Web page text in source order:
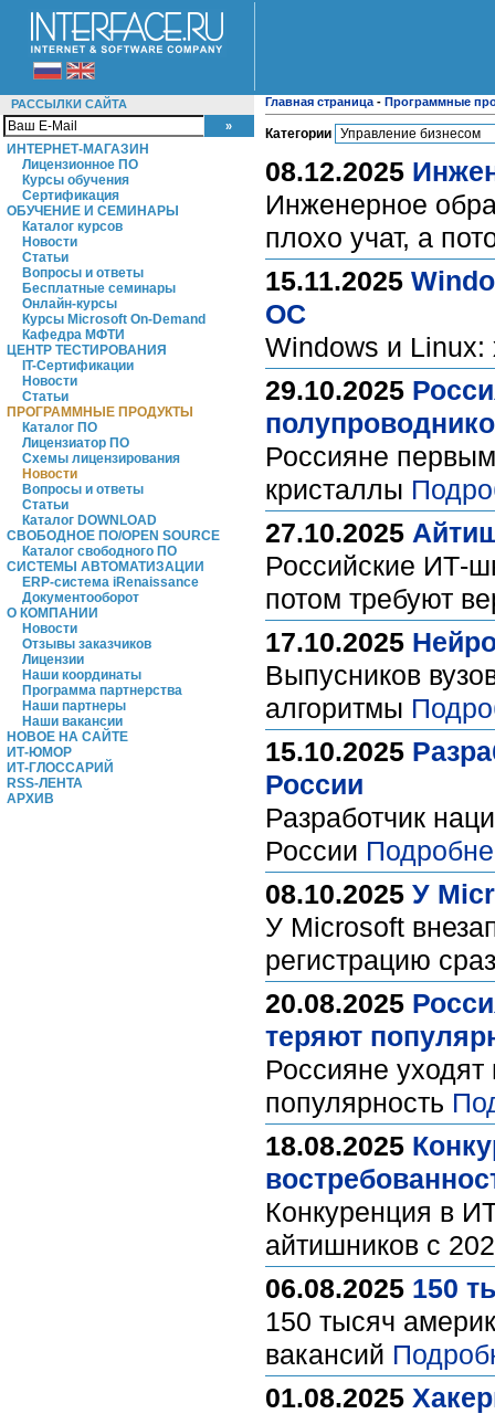
РАССЫЛКИ САЙТА
ИНТЕРНЕТ-МАГАЗИН
Лицензионное ПО
Курсы обучения
Сертификация
ОБУЧЕНИЕ И СЕМИНАРЫ
Каталог курсов
Новости
Статьи
Вопросы и ответы
Бесплатные семинары
Онлайн-курсы
Курсы Microsoft On-Demand
Кафедра МФТИ
ЦЕНТР ТЕСТИРОВАНИЯ
IT-Сертификации
Новости
Статьи
ПРОГРАММНЫЕ ПРОДУКТЫ
Каталог ПО
Лицензиатор ПО
Схемы лицензирования
Новости
Вопросы и ответы
Статьи
Каталог DOWNLOAD
СВОБОДНОЕ ПО/OPEN SOURCE
Каталог свободного ПО
СИСТЕМЫ АВТОМАТИЗАЦИИ
ERP-система iRenaissance
Документооборот
О КОМПАНИИ
Новости
Отзывы заказчиков
Лицензии
Наши координаты
Программа партнерства
Наши партнеры
Наши вакансии
НОВОЕ НА САЙТЕ
ИТ-ЮМОР
ИТ-ГЛОССАРИЙ
RSS-ЛЕНТА
АРХИВ
Главная страница - Программные
Категории
08.12.2025
Инженерное
плохо учат, а
15.11.2025
ОС
Windows и Linux:
29.10.2025
Россияне
кристаллы
27.10.2025
Российские ИТ-
потом требуют
17.10.2025
Выпусников
алгоритмы
15.10.2025
России
Разработчик
России
08.10.2025 У
У Microsoft
регистрацию
20.08.2025
теряют
Россияне
популярность
18.08.2025
Конкуренция в
айтишников с
06.08.2025 150
150 тысяч
вакансий
01.08.2025